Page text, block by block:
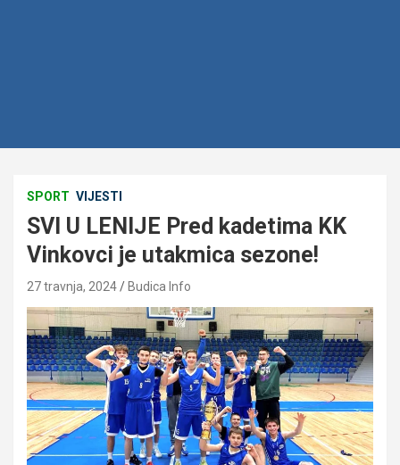
SPORT VIJESTI
SVI U LENIJE Pred kadetima KK
Vinkovci je utakmica sezone!
27 travnja, 2024 Budica Info